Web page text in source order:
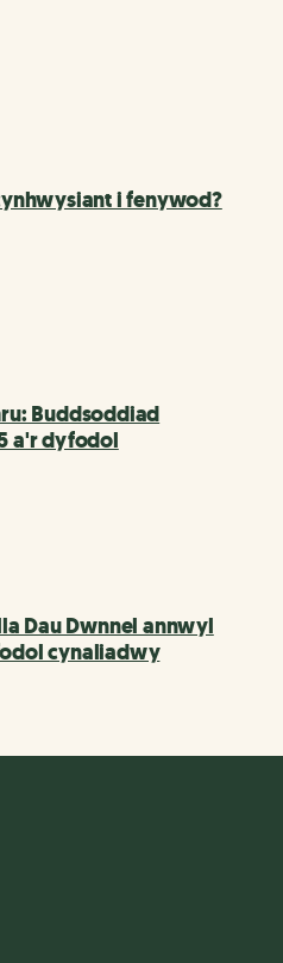
i fenywod?
Buddsoddiad
a'r dyfodol
Dau Dwnnel annwyl
cynaliadwy